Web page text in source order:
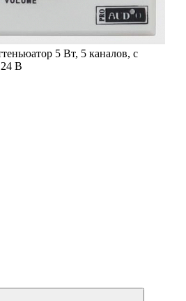
5 Вт, 5 каналов, с
В